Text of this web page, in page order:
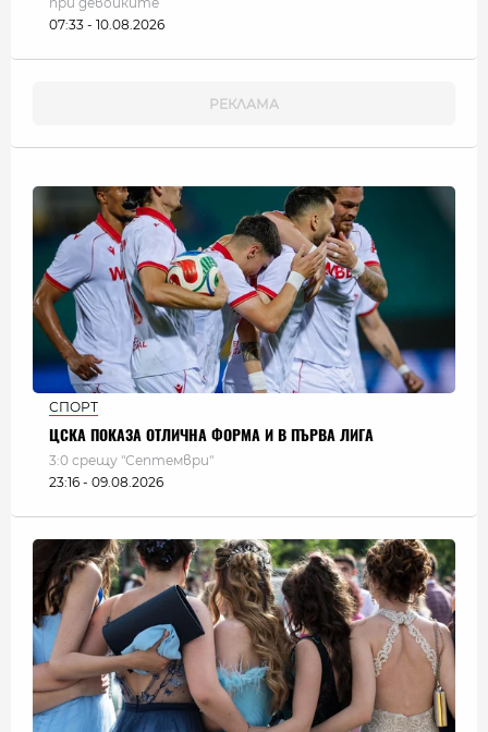
07:33 - 10.08.2026
СПОРТ
ЦСКА ПОКАЗА ОТЛИЧНА ФОРМА И В ПЪРВА ЛИГА
3:0 срещу "Септември"
23:16 - 09.08.2026